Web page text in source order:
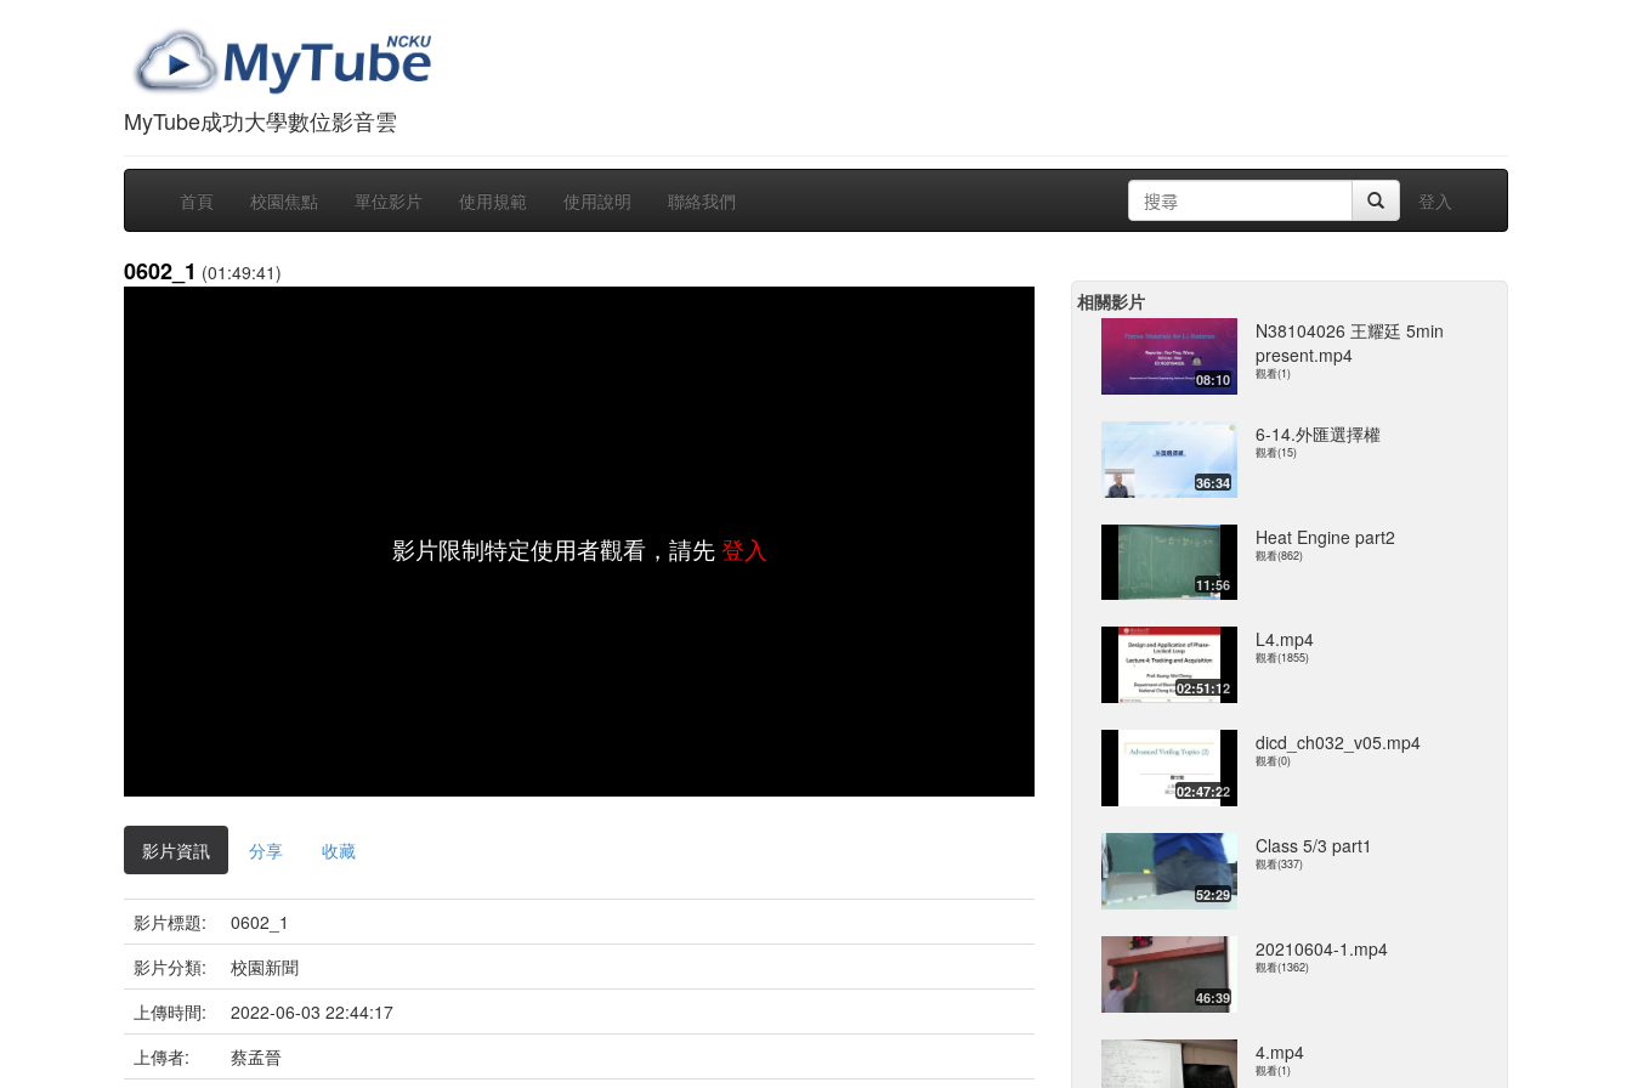
MyTube成功大學數位影音雲
首頁 校園焦點 單位影片 使用規範 使用說明 聯絡我們 登入
0602_1 (01:49:41)
影片限制特定使用者觀看，請先登入
影片資訊 分享 收藏
影片標題:
0602_1
影片分類:
校園新聞
上傳時間:
2022-06-03 22:44:17
上傳者:
蔡孟晉
相關影片
08:10
N38104026 王耀廷 5min
present.mp4
觀看(1)
36:34
6-14.外匯選擇權
觀看(15)
11:56
Heat Engine part2
觀看(862)
02:51:12
L4.mp4
觀看(1855)
02:47:22
dicd_ch032_v05.mp4
觀看(0)
52:29
Class 5/3 part1
觀看(337)
46:39
20210604-1.mp4
觀看(1362)
4.mp4
觀看(1)